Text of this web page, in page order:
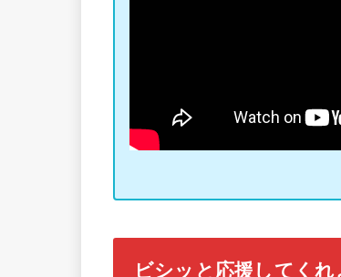
ビシッと応援してくれ